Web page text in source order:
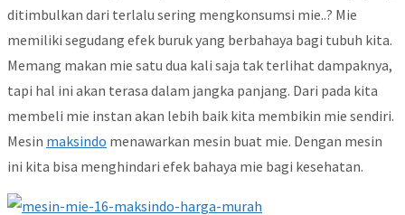
ditimbulkan dari terlalu sering mengkonsumsi mie..? Mie
memiliki segudang efek buruk yang berbahaya bagi tubuh kita.
Memang makan mie satu dua kali saja tak terlihat dampaknya,
tapi hal ini akan terasa dalam jangka panjang. Dari pada kita
membeli mie instan akan lebih baik kita membikin mie sendiri.
Mesin maksindo menawarkan mesin buat mie. Dengan mesin
ini kita bisa menghindari efek bahaya mie bagi kesehatan.